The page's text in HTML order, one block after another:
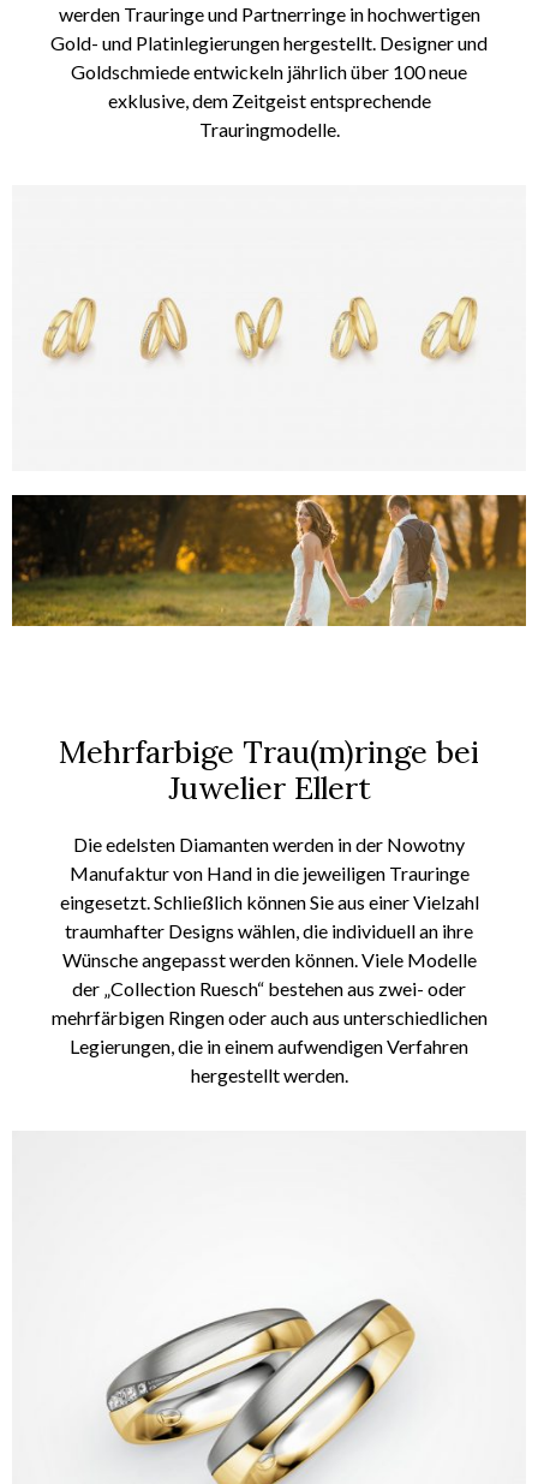
werden Trauringe und Partnerringe in hochwertigen
Gold- und Platinlegierungen hergestellt. Designer und
Goldschmiedeentwickeln jährlich über 100 neue
exklusive, dem Zeitgeist entsprechende
Trauringmodelle.
Mehrfarbige Trau(m)ringe bei
Juwelier Ellert
Die edelsten Diamantenwerden in der Nowotny
Manufaktur von Hand in die jeweiligen Trauringe
eingesetzt. Schließlich können Sie aus einer Vielzahl
traumhafter Designs wählen , die individuell an ihre
Wünsche angepasst werden können. Viele Modelle
der „Collection Ruesch“ bestehen aus zwei- oder
mehrfärbigen Ringen oder auch aus unterschiedlichen
Legierungen , die in einem aufwendigen Verfahren
hergestellt werden.